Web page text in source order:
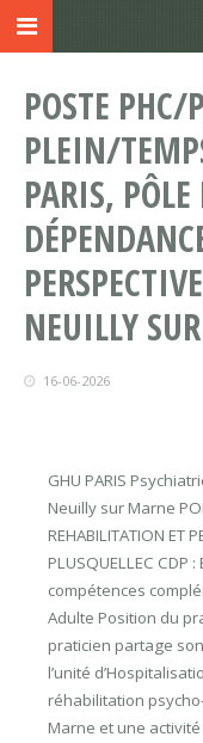
POSTE PHC/
PLEIN/
PARIS,
NEUILLY
16-06-2026
GHU PARIS
Neuilly sur Marne
REHABILITATION ET
PLUSQUELLEC CDP
compétences
Adulte Position du
praticien partage
l’unité
réhabilitation
Marne et une